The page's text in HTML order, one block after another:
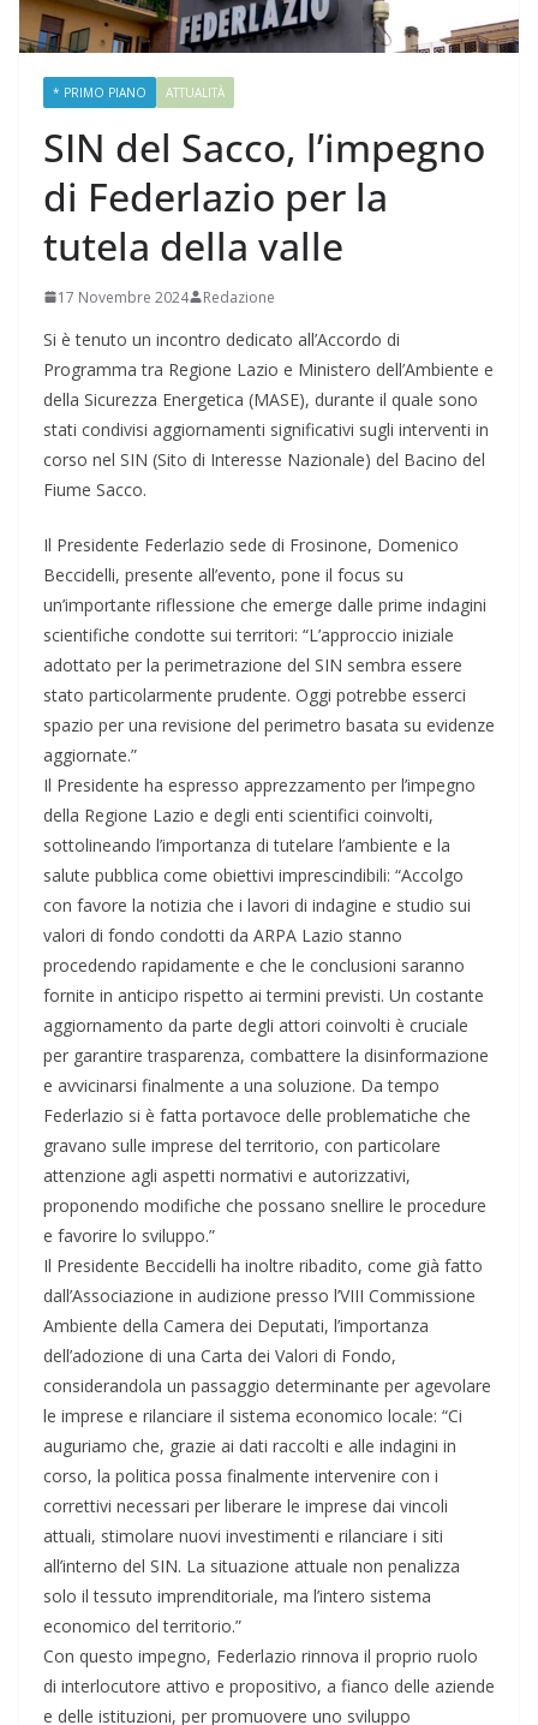
* PRIMO PIANO ATTUALITÀ
SIN del Sacco, l’impegno
di Federlazio per la
tutela della valle
17 Novembre 2024 Redazione
Si è tenuto un incontro dedicato all’Accordo di
Programma tra Regione Lazio e Ministero dell’Ambiente e
della Sicurezza Energetica (MASE), durante il quale sono
stati condivisi aggiornamenti significativi sugli interventi in
corso nel SIN (Sito di Interesse Nazionale) del Bacino del
Fiume Sacco.
Il Presidente Federlazio sede di Frosinone, Domenico
Beccidelli, presente all’evento, pone il focus su
un’importante riflessione che emerge dalle prime indagini
scientifiche condotte sui territori: “L’approccio iniziale
adottato per la perimetrazione del SIN sembra essere
stato particolarmente prudente. Oggi potrebbe esserci
spazio per una revisione del perimetro basata su evidenze
aggiornate.”
Il Presidente ha espresso apprezzamento per l’impegno
della Regione Lazio e degli enti scientifici coinvolti,
sottolineando l’importanza di tutelare l’ambiente e la
salute pubblica come obiettivi imprescindibili: “Accolgo
con favore la notizia che i lavori di indagine e studio sui
valori di fondo condotti da ARPA Lazio stanno
procedendo rapidamente e che le conclusioni saranno
fornite in anticipo rispetto ai termini previsti. Un costante
aggiornamento da parte degli attori coinvolti è cruciale
per garantire trasparenza, combattere la disinformazione
e avvicinarsi finalmente a una soluzione. Da tempo
Federlazio si è fatta portavoce delle problematiche che
gravano sulle imprese del territorio, con particolare
attenzione agli aspetti normativi e autorizzativi,
proponendo modifiche che possano snellire le procedure
e favorire lo sviluppo.”
Il Presidente Beccidelli ha inoltre ribadito, come già fatto
dall’Associazione in audizione presso l’VIII Commissione
Ambiente della Camera dei Deputati, l’importanza
dell’adozione di una Carta dei Valori di Fondo,
considerandola un passaggio determinante per agevolare
le imprese e rilanciare il sistema economico locale: “Ci
auguriamo che, grazie ai dati raccolti e alle indagini in
corso, la politica possa finalmente intervenire con i
correttivi necessari per liberare le imprese dai vincoli
attuali, stimolare nuovi investimenti e rilanciare i siti
all’interno del SIN. La situazione attuale non penalizza
solo il tessuto imprenditoriale, ma l’intero sistema
economico del territorio.”
Con questo impegno, Federlazio rinnova il proprio ruolo
di interlocutore attivo e propositivo, a fianco delle aziende
e delle istituzioni, per promuovere uno sviluppo